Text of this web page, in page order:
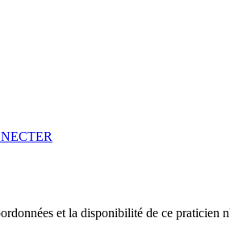
et la disponibilité de ce praticien